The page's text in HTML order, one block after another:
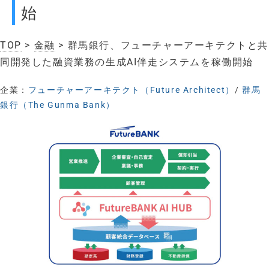
始
TOP > 金融 > 群馬銀行、フューチャーアーキテクトと共
同開発した融資業務の生成AI伴走システムを稼働開始
企業： フューチャーアーキテクト（Future Architect） /群馬
銀行（The Gunma Bank）